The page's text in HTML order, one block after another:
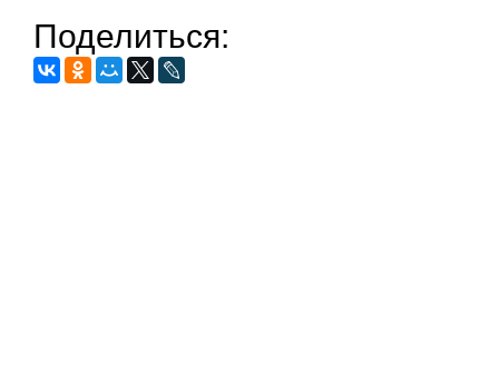
Поделиться: